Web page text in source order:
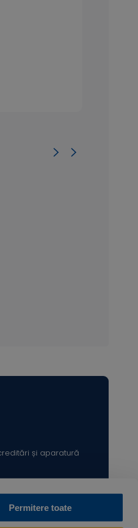
Permitere toate
și aparatură
Bine ai revenit! Sunt